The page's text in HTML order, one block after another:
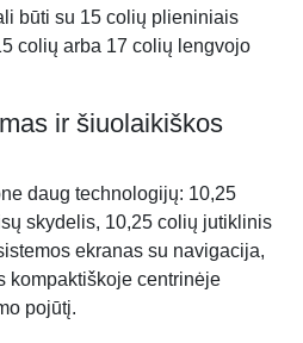
būti su 15 colių plieniniais
colių arba 17 colių lengvojo
ir šiuolaikiškos
daug technologijų: 10,25
skydelis, 10,25 colių jutiklinis
ekranas su navigacija,
kompaktiškoje centrinėje
pojūtį.